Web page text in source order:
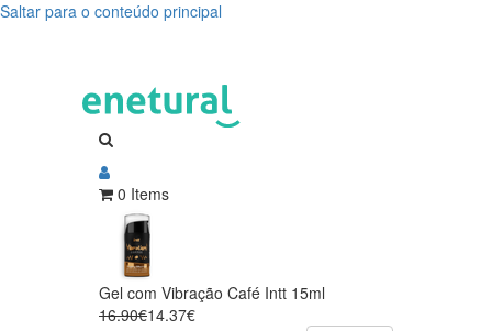
Saltar para o conteúdo principal
0 Items
Gel com Vibração Café Intt 15ml
16.90€14.37€